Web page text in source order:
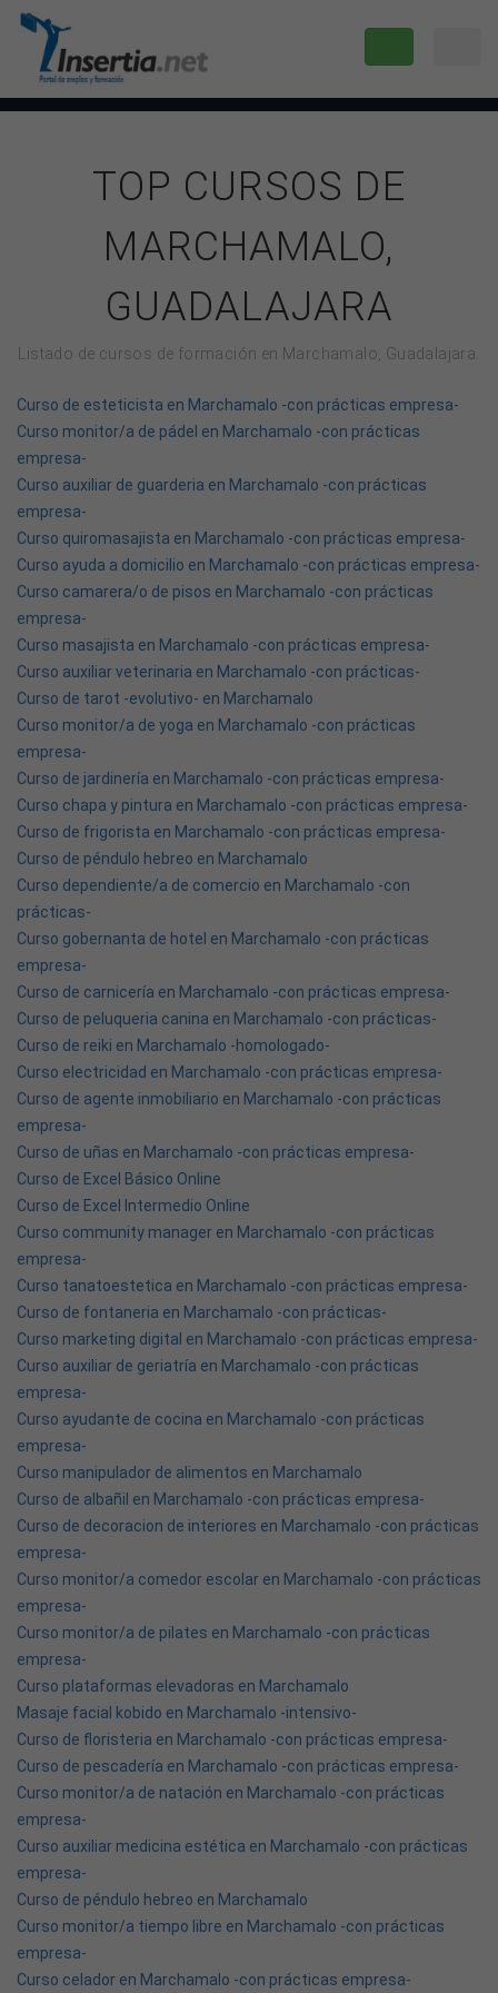
TOP CURSOS DE
MARCHAMALO,
GUADALAJARA
Listado de cursos de formación en Marchamalo, Guadalajara.
Curso de esteticista en Marchamalo -con prácticas empresa-
Curso monitor/a de pádel en Marchamalo -con prácticas
empresa-
Curso auxiliar de guarderia en Marchamalo -con prácticas
empresa-
Curso quiromasajista en Marchamalo -con prácticas empresa-
Curso ayuda a domicilio en Marchamalo -con prácticas empresa-
Curso camarera/o de pisos en Marchamalo -con prácticas
empresa-
Curso masajista en Marchamalo -con prácticas empresa-
Curso auxiliar veterinaria en Marchamalo -con prácticas-
Curso de tarot -evolutivo- en Marchamalo
Curso monitor/a de yoga en Marchamalo -con prácticas
empresa-
Curso de jardinería en Marchamalo -con prácticas empresa-
Curso chapa y pintura en Marchamalo -con prácticas empresa-
Curso de frigorista en Marchamalo -con prácticas empresa-
Curso de péndulo hebreo en Marchamalo
Curso dependiente/a de comercio en Marchamalo -con
prácticas-
Curso gobernanta de hotel en Marchamalo -con prácticas
empresa-
Curso de carnicería en Marchamalo -con prácticas empresa-
Curso de peluqueria canina en Marchamalo -con prácticas-
Curso de reiki en Marchamalo -homologado-
Curso electricidad en Marchamalo -con prácticas empresa-
Curso de agente inmobiliario en Marchamalo -con prácticas
empresa-
Curso de uñas en Marchamalo -con prácticas empresa-
Curso de Excel Básico Online
Curso de Excel Intermedio Online
Curso community manager en Marchamalo -con prácticas
empresa-
Curso tanatoestetica en Marchamalo -con prácticas empresa-
Curso de fontaneria en Marchamalo -con prácticas-
Curso marketing digital en Marchamalo -con prácticas empresa-
Curso auxiliar de geriatría en Marchamalo -con prácticas
empresa-
Curso ayudante de cocina en Marchamalo -con prácticas
empresa-
Curso manipulador de alimentos en Marchamalo
Curso de albañil en Marchamalo -con prácticas empresa-
Curso de decoracion de interiores en Marchamalo -con prácticas
empresa-
Curso monitor/a comedor escolar en Marchamalo -con prácticas
empresa-
Curso monitor/a de pilates en Marchamalo -con prácticas
empresa-
Curso plataformas elevadoras en Marchamalo
Masaje facial kobido en Marchamalo -intensivo-
Curso de floristeria en Marchamalo -con prácticas empresa-
Curso de pescadería en Marchamalo -con prácticas empresa-
Curso monitor/a de natación en Marchamalo -con prácticas
empresa-
Curso auxiliar medicina estética en Marchamalo -con prácticas
empresa-
Curso de péndulo hebreo en Marchamalo
Curso monitor/a tiempo libre en Marchamalo -con prácticas
empresa-
Curso celador en Marchamalo -con prácticas empresa-